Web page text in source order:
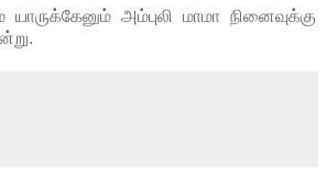
அம்புலி மாமா நினைவுக்கு